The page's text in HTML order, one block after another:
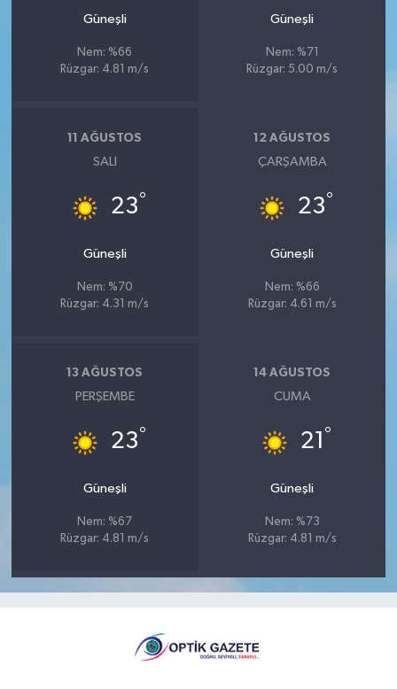
Güneşli
Nem: %66
Rüzgar: 4.81 m/s
Güneşli
Nem: %71
Rüzgar: 5.00 m/s
11 AĞUSTOS
SALI
23°
Güneşli
Nem: %70
Rüzgar: 4.31 m/s
12 AĞUSTOS
ÇARŞAMBA
23°
Güneşli
Nem: %66
Rüzgar: 4.61 m/s
13 AĞUSTOS
PERŞEMBE
23°
Güneşli
Nem: %67
Rüzgar: 4.81 m/s
14 AĞUSTOS
CUMA
21 °
Güneşli
Nem: %73
Rüzgar: 4.81 m/s